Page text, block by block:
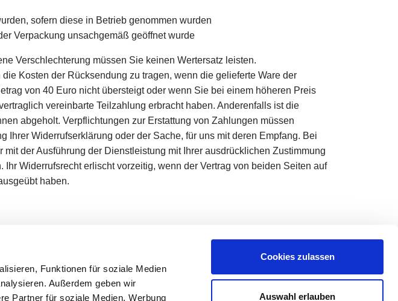
Funktionen für soziale Medien
Außerdem geben wir
Partner für soziale Medien, Werbung
Cookies zulassen
Auswahl erlauben
sofern diese in Betrieb genommen wurden
Verpackung unsachgemäß geöffnet wurde
Verschlechterung müssen Sie keinen Wertersatz leisten.
Kosten der Rücksendung zu tragen, wenn die gelieferte Ware der
von 40 Euro nicht übersteigt oder wenn Sie bei einem höheren Preis
vereinbarte Teilzahlung erbracht haben. Anderenfalls ist die
abgeholt. Verpflichtungen zur Erstattung von Zahlungen müssen
Widerrufserklärung oder der Sache, für uns mit deren Empfang. Bei
der Ausführung der Dienstleistung mit Ihrer ausdrücklichen Zustimmung
Widerrufsrecht erlischt vorzeitig, wenn der Vertrag von beiden Seiten auf
haben.